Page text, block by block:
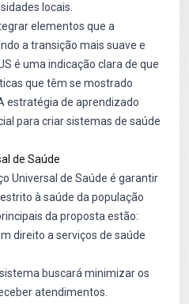
locais.
elementos que a
a transição mais suave e
é uma indicação clara de que
que têm se mostrado
estratégia de aprendizado
para criar sistemas de saúde
de Saúde
Universal de Saúde é garantir
à saúde da população
da proposta estão:
direito a serviços de saúde
sistema buscará minimizar os
atendimentos.